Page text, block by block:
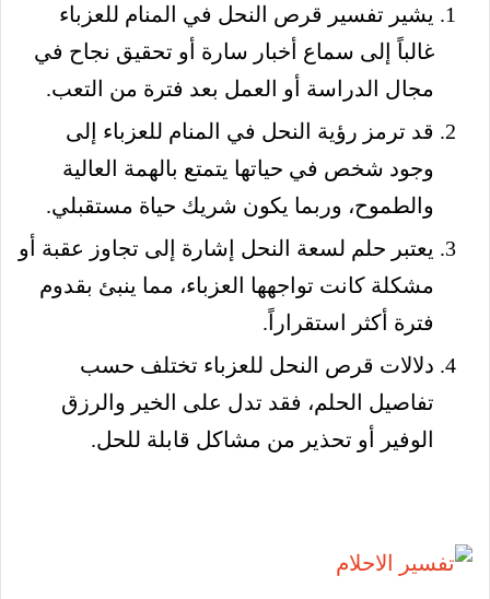
يشير تفسير قرص النحل في المنام للعزباء
غالباً إلى سماع أخبار سارة أو تحقيق نجاح في
مجال الدراسة أو العمل بعد فترة من التعب.
قد ترمز رؤية النحل في المنام للعزباء إلى
وجود شخص في حياتها يتمتع بالهمة العالية
والطموح، وربما يكون شريك حياة مستقبلي.
يعتبر حلم لسعة النحل إشارة إلى تجاوز عقبة أو
مشكلة كانت تواجهها العزباء، مما ينبئ بقدوم
فترة أكثر استقراراً.
دلالات قرص النحل للعزباء تختلف حسب
تفاصيل الحلم، فقد تدل على الخير والرزق
الوفير أو تحذير من مشاكل قابلة للحل.